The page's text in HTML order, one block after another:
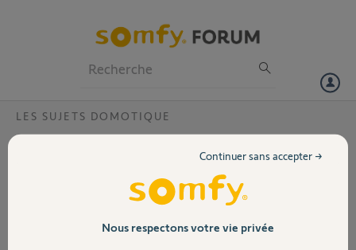
Volet
LES SUJETS DOMOTIQUE
Migration TaHoma V1 vers TaHoma Switch
impossible — conflit de box associées au
Nous respectons votre vie privée
Continuer sans accepter →